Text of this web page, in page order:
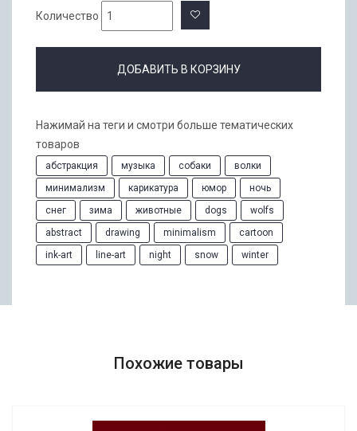
Количество
ДОБАВИТЬ В КОРЗИНУ
Нажимай на теги и смотри больше тематических
товаров
абстракция музыка собаки
волки
минимализм
карикатура юмор
ночь
снег
зима животные dogs
wolfs
abstract
drawing minimalism
cartoon
ink-art
line-art night snow winter
Похожие товары